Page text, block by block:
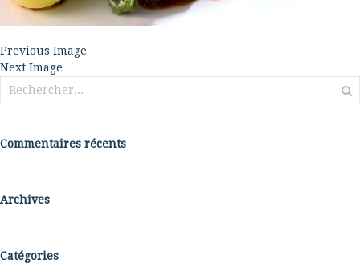
Previous Image
Next Image
Rechercher :
Commentaires récents
Archives
Catégories